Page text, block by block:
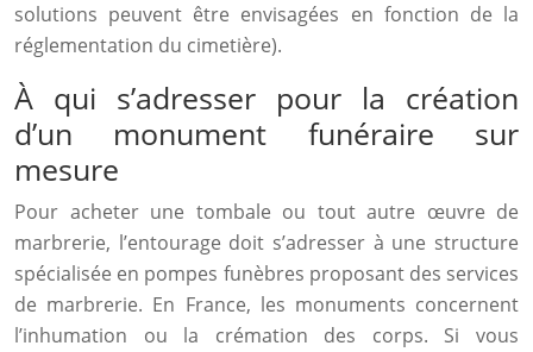
solutions peuvent être envisagées en fonction de la
réglementation du cimetière).
À qui s’adresser pour la création
d’un monument funéraire sur
mesure
Pour acheter une tombale ou tout autre œuvre de
marbrerie, l’entourage doit s’adresser à une structure
spécialisée en pompes funèbres proposant des services
de marbrerie. En France, les monuments concernent
l’inhumation ou la crémation des corps. Si vous